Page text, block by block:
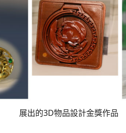
展出的3D物品設計金獎作品